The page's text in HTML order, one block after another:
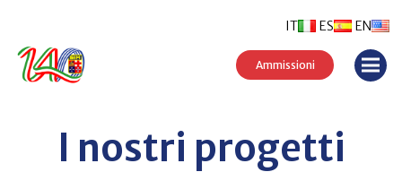
ES EN
IT
Ammissioni
I nostri progetti